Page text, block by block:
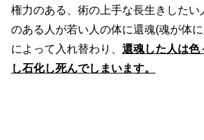
権力のある、術の上手な長生きしたい
のある人が若い人の体に還魂(魂が体
によって入れ替わり、 還魂した人は色
し石化し死んでしまいます。